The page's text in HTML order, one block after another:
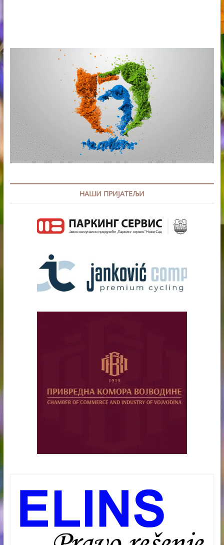
НАШИ ПРИЈАТЕЉИ